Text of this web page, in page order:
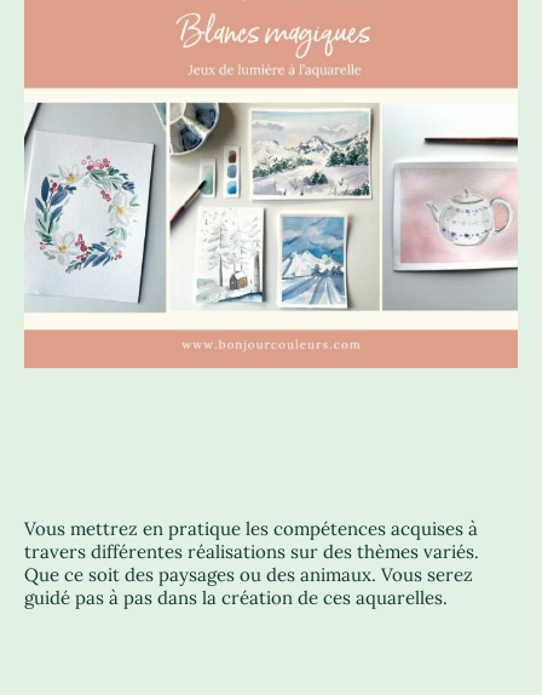
Vous mettrez en pratique les compétences acquises à
travers différentes réalisations sur des thèmes variés.
Que ce soit des paysages ou des animaux. Vous serez
guidé pas à pas dans la création de ces aquarelles.